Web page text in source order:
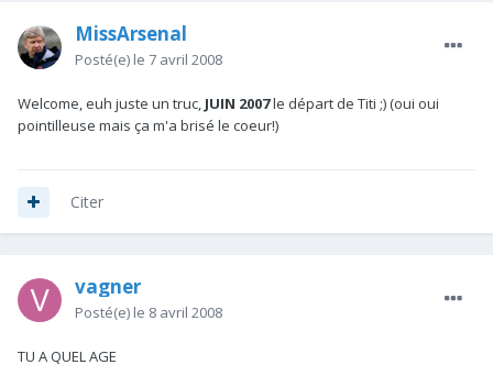
MissArsenal
Posté(e) le 7 avril 2008
Welcome, euh juste un truc, JUIN 2007le départ de Titi ;) (oui oui
pointilleuse mais ça m'a brisé le coeur!)
Citer
vagner
Posté(e) le 8 avril 2008
TU A QUEL AGE